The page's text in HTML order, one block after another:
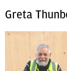
Greta